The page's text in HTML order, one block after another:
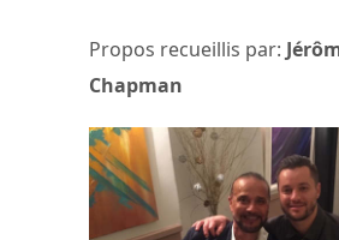
Propos recueillis par:
Chapman